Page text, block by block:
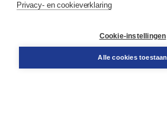
Contact
Privacy- en cookieverklaring
Cookie-instellingen
Alle cookies toestaan